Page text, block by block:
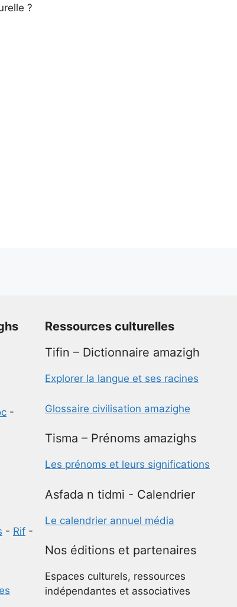
?
-
- Rif -
Ressources culturelles
Tifin – Dictionnaire amazigh
Explorer la langue et ses racines
Glossaire civilisation amazighe
Tisma – Prénoms amazighs
Les prénoms et leurs significations
Asfada n tidmi - Calendrier
Le calendrier annuel média
Nos éditions et partenaires
Espaces culturels, ressources
indépendantes et associatives